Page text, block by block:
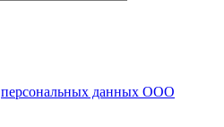
персональных данных ООО